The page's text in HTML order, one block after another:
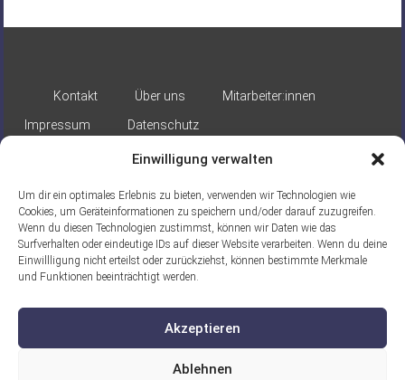
Einwilligung verwalten
Um dir ein optimales Erlebnis zu bieten, verwenden wir Technologien wie
Cookies, um Geräteinformationen zu speichern und/oder darauf zuzugreifen.
Wenn du diesen Technologien zustimmst, können wir Daten wie das
Surfverhalten oder eindeutige IDs auf dieser Website verarbeiten. Wenn du deine
Einwillligung nicht erteilst oder zurückziehst, können bestimmte Merkmale
und Funktionen beeinträchtigt werden.
Akzeptieren
Ablehnen
Kontakt Über uns
Mitarbeiter:innen
Impressum
Datenschutz
Gefördert durch: